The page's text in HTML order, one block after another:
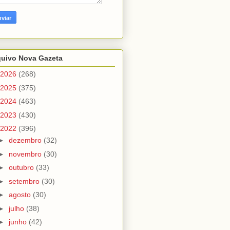
Nova Gazeta
2026 (268)
2025 (375)
2024 (463)
2023 (430)
2022 (396)
dezembro (32)
novembro (30)
outubro (33)
setembro (30)
agosto (30)
julho (38)
junho (42)